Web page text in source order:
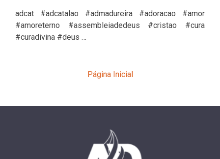
adcat #adcatalao #admadureira #adoracao #amor
#amoreterno #assembleiadedeus #cristao #cura
#curadivina #deus …
Página Inicial